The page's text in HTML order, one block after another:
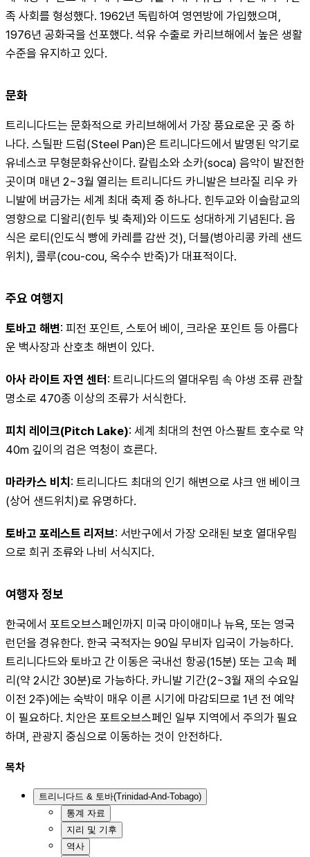
족 사회를 형성했다. 1962년 독립하여 영연방에 가입했으며,
1976년 공화국을 선포했다. 석유 수출로 카리브해에서 높은 생활
수준을 유지하고 있다.
문화
트리니다드는 문화적으로 카리브해에서 가장 풍요로운 곳 중 하
나다. 스틸판 드럼(Steel Pan)은 트리니다드에서 발명된 악기로
유네스코 무형문화유산이다. 칼립소와 소카(soca) 음악이 발전한
곳이며 매년 2~3월 열리는 트리니다드 카니발은 브라질 리우 카
니발에 버금가는 세계 최대 축제 중 하나다. 힌두교와 이슬람교의
영향으로 디왈리(힌두 빛 축제)와 이드도 성대하게 기념된다. 음
식은 로티(인도식 빵에 카레를 감싼 것), 더블(병아리콩 카레 샌드
위치), 콜루(cou-cou, 옥수수 반죽)가 대표적이다.
주요 여행지
토바고 해변: 피전 포인트, 스토어 베이, 크라운 포인트 등 아름다
운 백사장과 산호초 해변이 있다.
아사 라이트 자연 센터 : 트리니다드의 열대우림 속 야생 조류 관찰
명소로 470종 이상의 조류가 서식한다.
피치 레이크(Pitch Lake): 세계 최대의 천연 아스팔트 호수로 약
40m 깊이의 검은 역청이 흐른다.
마라카스 비치 : 트리니다드 최대의 인기 해변으로 샤크 앤 베이크
(상어 샌드위치)로 유명하다.
토바고 포레스트 리저브: 서반구에서 가장 오래된 보호 열대우림
으로 희귀 조류와 나비 서식지다.
여행자 정보
한국에서 포트오브스페인까지 미국 마이애미나 뉴욕, 또는 영국
런던을 경유한다. 한국 국적자는 90일 무비자 입국이 가능하다.
트리니다드와 토바고 간 이동은 국내선 항공(15분) 또는 고속 페
리(약 2시간 30분)로 가능하다. 카니발 기간(2~3월 재의 수요일
이전 2주)에는 숙박이 매우 이른 시기에 마감되므로 1년 전 예약
이 필요하다. 치안은 포트오브스페인 일부 지역에서 주의가 필요
하며, 관광지 중심으로 이동하는 것이 안전하다.
목차
트리니다드 & 토바(Trinidad-And-Tobago)
통계 자료
지리 및 기후
역사